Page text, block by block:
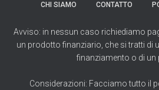
CHI SIAMO CONTATTO
Avviso: in nessun caso richiediamo
un prodotto finanziario, che si tratti di
finanziamento o di un
Considerazioni: Facciamo tutto il